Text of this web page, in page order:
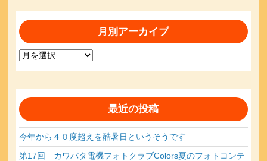
月別アーカイブ
月
カ
イ
ブ
最近の投稿
今年から４０度超えを酷暑日というそうです
第17回 カワバタ電機フォトクラブColors夏のフォトコンテ